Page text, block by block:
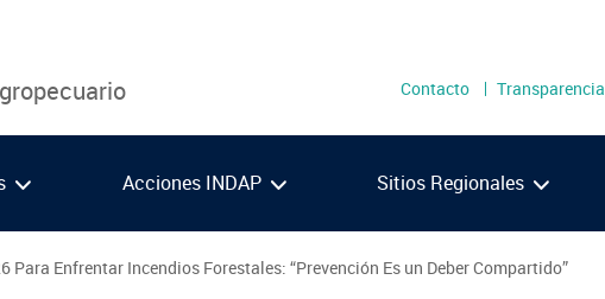
Menú
secundario
Contacto Transparencia
Acciones INDAP Sitios Regionales
Metropolitana
Los Ríos
Para Enfrentar Incendios Forestales: “Prevención Es un Deber Compartido”